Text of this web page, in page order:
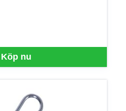
Köp nu